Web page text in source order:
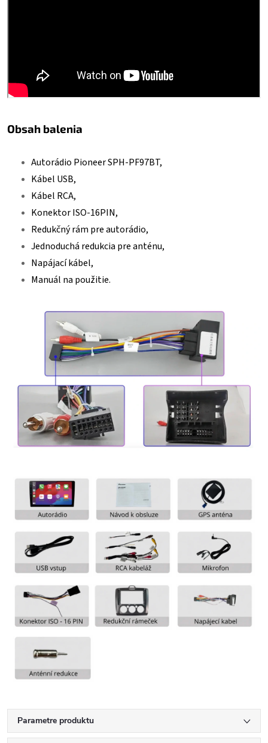
Obsah balenia
Autorádio Pioneer SPH-PF97BT,
Kábel USB,
Kábel RCA,
Konektor ISO-16PIN,
Redukčný rám pre autorádio,
Jednoduchá redukcia pre anténu,
Napájací kábel,
Manuál na použitie.
Parametre produktu